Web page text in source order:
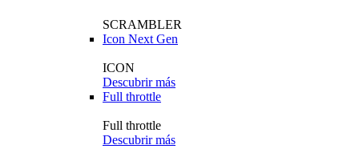
SCRAMBLER
Icon Next Gen
ICON
Descubrir más
Full throttle
Full throttle
Descubrir más